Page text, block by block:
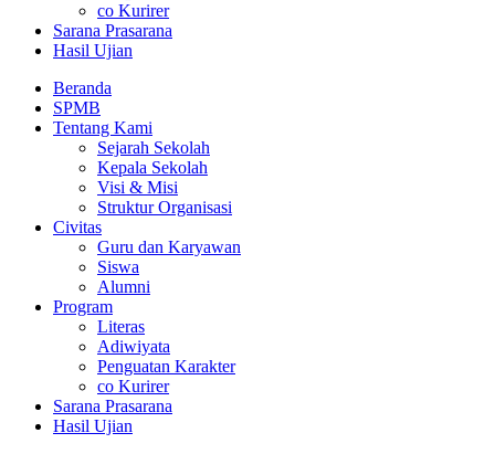
co Kurirer
Sarana Prasarana
Hasil Ujian
Beranda
SPMB
Tentang Kami
Sejarah Sekolah
Kepala Sekolah
Visi & Misi
Struktur Organisasi
Civitas
Guru dan Karyawan
Siswa
Alumni
Program
Literas
Adiwiyata
Penguatan Karakter
co Kurirer
Sarana Prasarana
Hasil Ujian